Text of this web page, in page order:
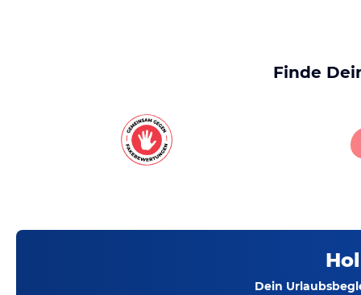
Finde
Dein